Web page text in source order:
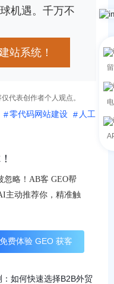
机遇。千万不
站系统！
代表创作者个人观点。
零代码网站建设
人工
忽略！AB客 GEO帮
主动推荐你，精准触
免费体验 GEO 获客
如何快速选择B2B外贸